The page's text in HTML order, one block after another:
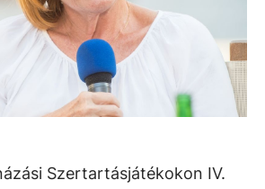
Szertartásjátékokon IV.